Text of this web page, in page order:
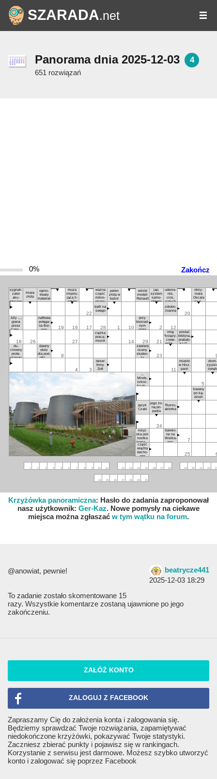
SZARADA.net
Panorama dnia 2025-12-03 4
651 rozwiązań
Zakończ
0%
sy­gna­li­
za­tor
aku­
stycz­ny
mia­ra
zło­ta
ognio­
trwa­ły
ma­te­riał
mu­za
in­spi­ru­
ją­ca li­
ry­ków
waż­na
część
mi­kro­
sko­pu
pe­łen
zło­ta w
ba­śni
wśród
mo­de­li
Re­nault
jap.
sys­tem
sa­mo­
obro­ny
ude­rze­
nie,
cios,
sztych
otrzy­
ma­ła
Osca­ra
za gł.
ro­lę ko­
22
tra­fił na
swe­go
zdrobn.
Jo­an­na
20
Al­ly ...,
gra­na
przez
Ca­li­stę
khart
naf­to­wa
po­tę­ga
na Bor­
neo
19 16 17 28 1 10
przy
bie­siad­
nym
sto­le
2 12
18 26 27
cięż­ka
pra­ca;
mo­zół
14 29 21
imię
"księ­ży­
co­we­
go" ko­
smo­
po­stać
bi­blij­na,
pra­bab­
ka Da­
du­
chow­ny
pro­te­
stanc­ki
daw­ny
obóz
dla pod­
ofi­ce­
8
za­wie­ra
oce­ny
stu­den­
ta
23
4 3
de­ser
fir­my
Zott
11
mia­sto
w Hisz­
pa­nii
dio­ni­
...
Minds,
szkoc­
ka gru­
ko­wa
5
krew­ny
po ką­
dzie­li
ję­zyk
Cza­ki
je­go żo­
ną po­
pa­dia
Rus­so,
ak­tor­ka
24
ro­syj­
ska jed­
nost­ka
ko­man­
do­sów
bar­wio­
ne na
Wiel­ka­
noc
7
część
więź­by
da­cho­
wej
25
1 2 3 4 5 6 7 8 9 10 11 12 13 14 15 16 17 18 19 20 21 22
24 25 26 27 28 29 30
Krzyżówka panoramiczna: Hasło do zadania zaproponował
nasz użytkownik: Ger-Kaz. Nowe pomysły na ciekawe
miejsca można zgłaszać w tym wątku na forum.
beatrycze441
2025-12-03 18:29
@anowiat, pewnie!
To zadanie zostało skomentowane 15
razy. Wszystkie komentarze zostaną ujawnione po jego
zakończeniu.
ZAŁÓŻ KONTO
ZALOGUJ Z FACEBOOK
Zapraszamy Cię do założenia konta i zalogowania się.
Będziemy sprawdzać Twoje rozwiązania, zapamiętywać
niedokończone krzyżówki, pokazywać Twoje statystyki.
Zaczniesz zbierać punkty i pojawisz się w rankingach.
Korzystanie z serwisu jest darmowe. Możesz szybko utworzyć
konto i zalogować się poprzez Facebook